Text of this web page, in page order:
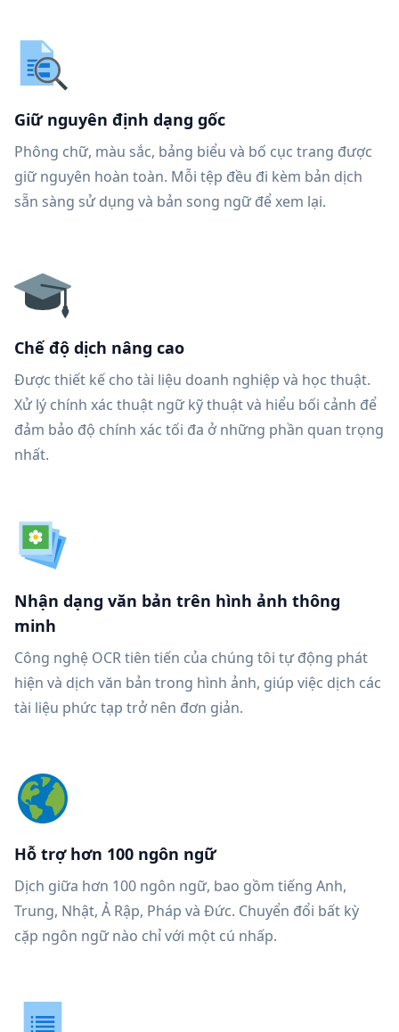
Giữ nguyên định dạng gốc
Phông chữ, màu sắc, bảng biểu và bố cục trang được
giữ nguyên hoàn toàn. Mỗi tệp đều đi kèm bản dịch
sẵn sàng sử dụng và bản song ngữ để xem lại.
Chế độ dịch nâng cao
Được thiết kế cho tài liệu doanh nghiệp và học thuật.
Xử lý chính xác thuật ngữ kỹ thuật và hiểu bối cảnh để
đảm bảo độ chính xác tối đa ở những phần quan trọng
nhất.
Nhận dạng văn bản trên hình ảnh thông
minh
Công nghệ OCR tiên tiến của chúng tôi tự động phát
hiện và dịch văn bản trong hình ảnh, giúp việc dịch các
tài liệu phức tạp trở nên đơn giản.
Hỗ trợ hơn 100 ngôn ngữ
Dịch giữa hơn 100 ngôn ngữ, bao gồm tiếng Anh,
Trung, Nhật, Ả Rập, Pháp và Đức. Chuyển đổi bất kỳ
cặp ngôn ngữ nào chỉ với một cú nhấp.